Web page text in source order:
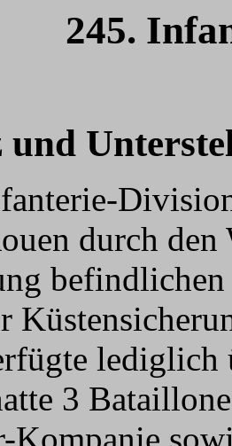
245.
und
durch
lediglich
3